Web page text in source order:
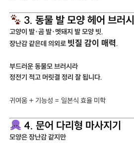
3. 동물 발 모양 헤어 브러시
고양이 발·곰 발·멧돼지 발 모양 빗.
장난감 같은데 의외로 빗질 감이 매력.
부드러운 동물모 브러시라
정전기 적고 머릿결 정리 잘 됩니다.
귀여움 + 기능성 = 일본식 효율 미학
4. 문어 다리형 마사지기
모양은 장난감 같지만